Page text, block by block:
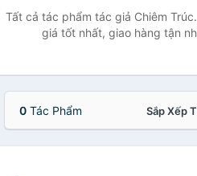
Tất cả tác phẩm tác giả Chiêm
giá tốt nhất, giao hàng tận
0 Tác Phẩm Sắp Xếp